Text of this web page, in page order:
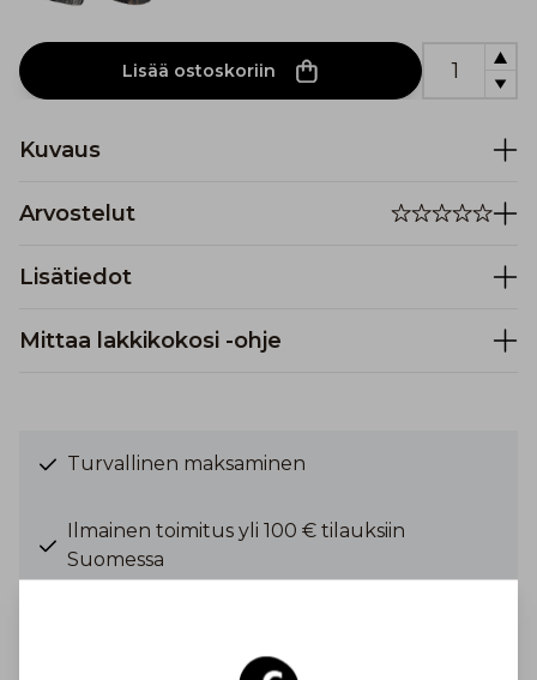
Lisää ostoskoriin
Kuvaus
Arvostelut
Lisätiedot
Mittaa lakkikokosi -ohje
Turvallinen maksaminen
Ilmainen toimitus yli 100 € tilauksiin
Suomessa